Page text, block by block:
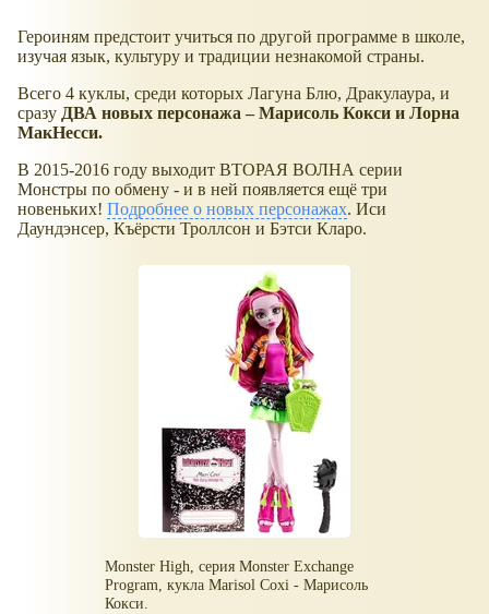
Героиням предстоит учиться по другой программе в школе,
изучая язык, культуру и традиции незнакомой страны.
Всего 4 куклы, среди которых Лагуна Блю, Дракулаура, и
сразу ДВА новых персонажа – Марисоль Кокси и Лорна
МакНесси.
В 2015-2016 году выходит ВТОРАЯ ВОЛНА серии
Монстры по обмену - и в ней появляется ещё три
новеньких! Подробнее о новых персонажах. Иси
Даундэнсер, Къёрсти Троллсон и Бэтси Кларо.
Monster High, серия Monster Exchange
Program, кукла Marisol Coxi - Марисоль
Кокси.